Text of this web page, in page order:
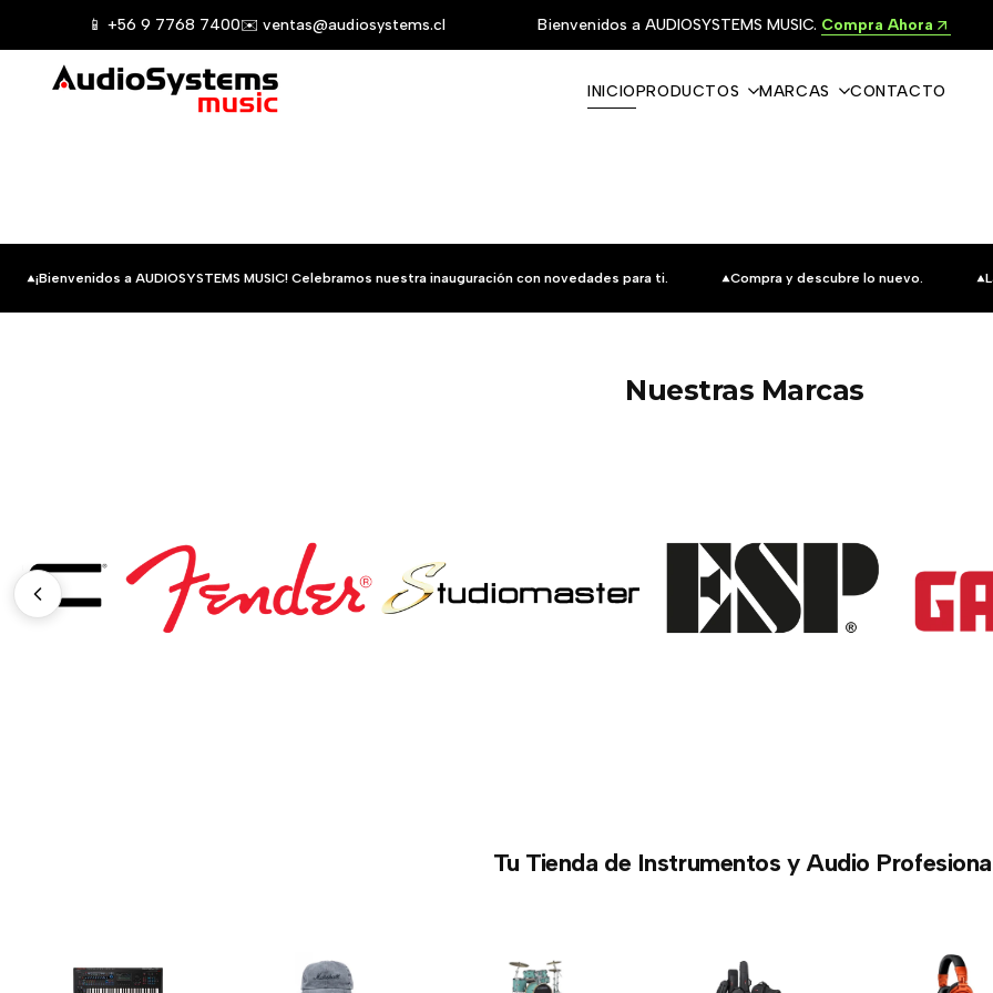
📱 +56 9 7768 7400✉️ ventas@audiosystems.cl Bienvenidos a AUDIOSYSTEMS MUSIC. Compra Ahora
INICIOPRODUCTOS MARCAS CONTACTO
¡Bienvenidos a AUDIOSYSTEMS MUSIC! Celebramos nuestra inauguración con novedades para ti. Compra y descubre lo nuevo.
Nuestras Marcas
Tu Tienda de Instrumentos y Audio